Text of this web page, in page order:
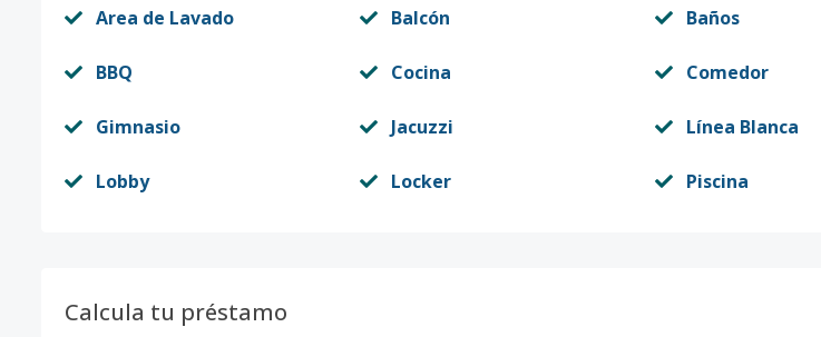
Area de Lavado Balcón Baños
BBQ Cocina Comedor
Gimnasio Jacuzzi Línea Blanca
Lobby Locker Piscina
Calcula tu préstamo